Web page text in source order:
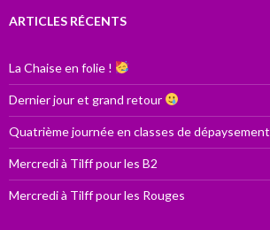
ARTICLES RÉCENTS
La Chaise en folie !
Dernier jour et grand retour
Quatrième journée en classes de dépaysement
Mercredi à Tilff pour les B2
Mercredi à Tilff pour les Rouges